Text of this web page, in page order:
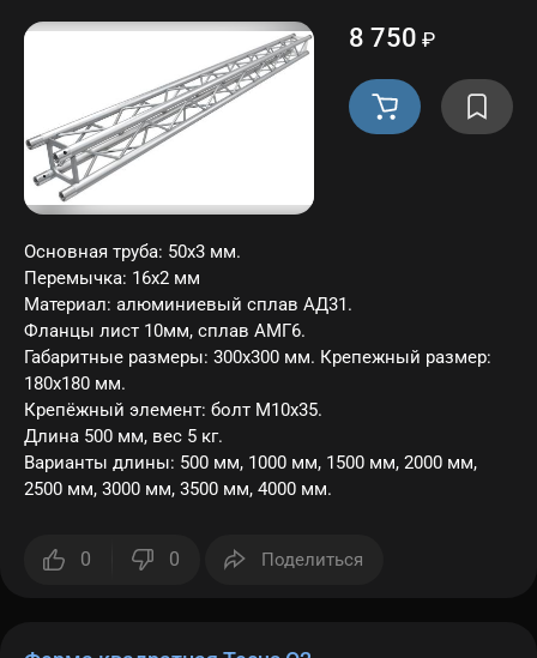
8 750 ₽
Основная труба: 50х3 мм.
Перемычка: 16х2 мм
Материал: алюминиевый сплав АД31.
Фланцы лист 10мм, сплав АМГ6.
Габаритные размеры: 300х300 мм. Крепежный размер:
180х180 мм.
Крепёжный элемент: болт M10x35.
Длина 500 мм, вес 5 кг.
Варианты длины: 500 мм, 1000 мм, 1500 мм, 2000 мм,
2500 мм, 3000 мм, 3500 мм, 4000 мм.
0 0 Поделиться